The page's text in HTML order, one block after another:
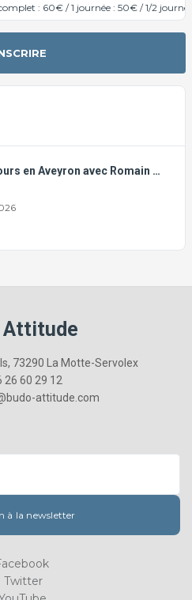
: 60€ / 1 journée : 50€ / 1/2
Stage de 5 jours en Aveyron avec Romain Bussi
Attitude
73290 La Motte-Servolex
26 60 29 12
attitude.com
à la newsletter
Twitter